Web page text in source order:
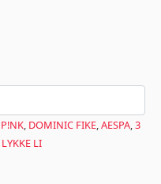
P!NK, DOMINIC FIKE,AESPA,3
LYKKE LI